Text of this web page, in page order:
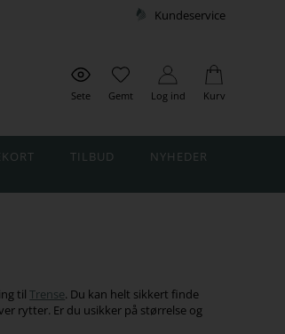
Kundeservice
Sete Gemt Log ind Kurv
TILBUD NYHEDER
tilTrense. Du kan helt sikkert finde
rytter. Er du usikker på størrelse og